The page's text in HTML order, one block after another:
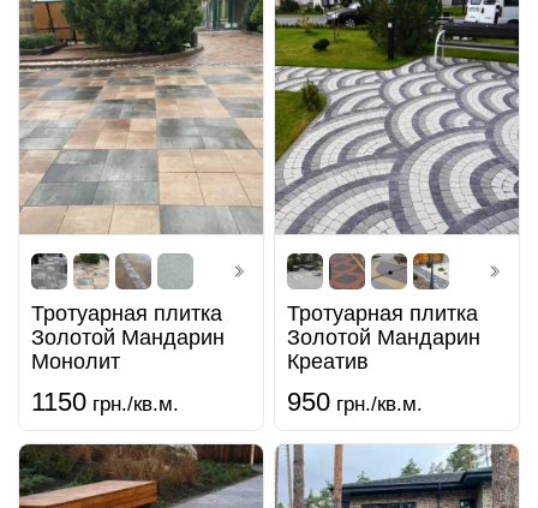
Тротуарная плитка
Золотой Мандарин
Монолит
1150 грн./кв.м.
Тротуарная плитка
Золотой Мандарин
Креатив
950 грн./кв.м.